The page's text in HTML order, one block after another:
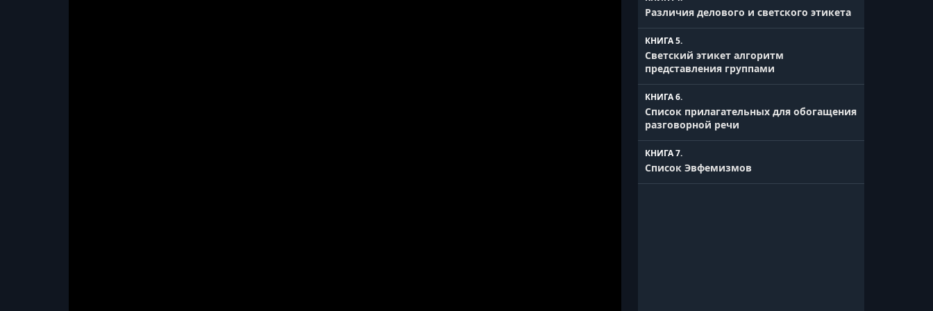
Различия делового и светского этикета
КНИГА 5.
Светский этикет алгоритм
представления группами
КНИГА 6.
Список прилагательных для обогащения
разговорной речи
КНИГА 7.
Список Эвфемизмов